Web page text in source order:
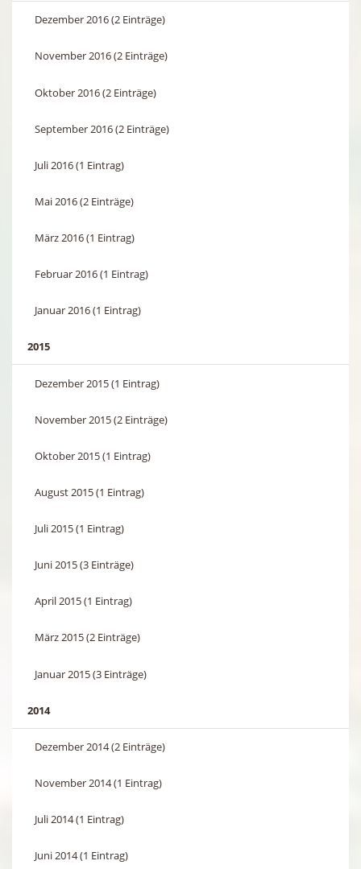
Dezember 2016 (2 Einträge)
November 2016 (2 Einträge)
Oktober 2016 (2 Einträge)
September 2016 (2 Einträge)
Juli 2016 (1 Eintrag)
Mai 2016 (2 Einträge)
März 2016 (1 Eintrag)
Februar 2016 (1 Eintrag)
Januar 2016 (1 Eintrag)
2015
Dezember 2015 (1 Eintrag)
November 2015 (2 Einträge)
Oktober 2015 (1 Eintrag)
August 2015 (1 Eintrag)
Juli 2015 (1 Eintrag)
Juni 2015 (3 Einträge)
April 2015 (1 Eintrag)
März 2015 (2 Einträge)
Januar 2015 (3 Einträge)
2014
Dezember 2014 (2 Einträge)
November 2014 (1 Eintrag)
Juli 2014 (1 Eintrag)
Juni 2014 (1 Eintrag)